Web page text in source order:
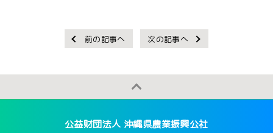
前の記事へ 次の記事へ
公益財団法人 沖縄県農業振興公社